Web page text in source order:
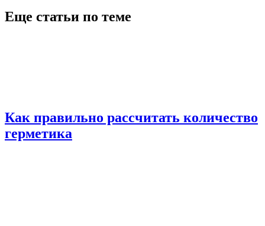
Еще статьи по теме
Как правильно рассчитать количество
герметика